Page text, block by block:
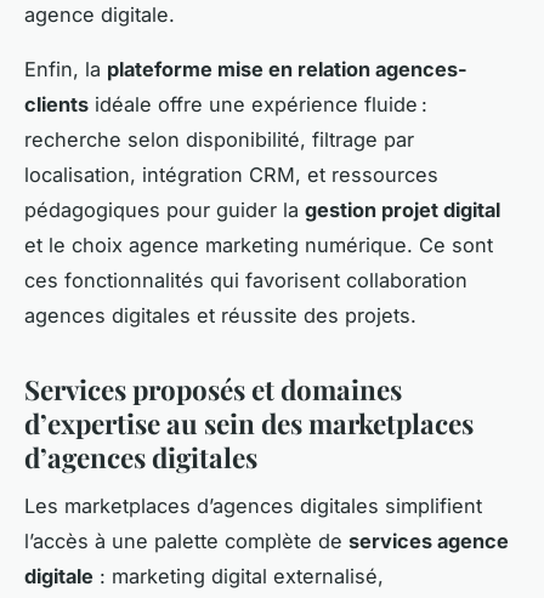
agence digitale.
Enfin, la plateforme mise en relation agences-
clients idéale offre une expérience fluide :
recherche selon disponibilité, filtrage par
localisation, intégration CRM, et ressources
pédagogiques pour guider la gestion projet digital
et le choix agence marketing numérique. Ce sont
ces fonctionnalités qui favorisent collaboration
agences digitales et réussite des projets.
Services proposés et domaines
d’expertise au sein des marketplaces
d’agences digitales
Les marketplaces d’agences digitales simplifient
l’accès à une palette complète de services agence
digitale : marketing digital externalisé,